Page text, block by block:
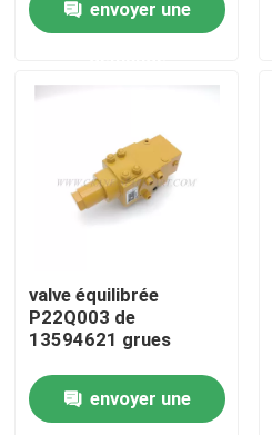
Produits
A propos de nous
Visite d'usine
Contrôle de la qualité
Contact
envoyer une
valve équilibrée
P22Q003 de
13594621 grues
envoyer une